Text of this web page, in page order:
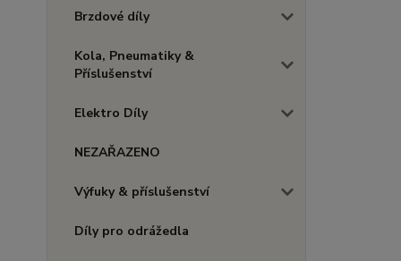
Brzdové díly
Kola, Pneumatiky &
Příslušenství
Elektro Díly
NEZAŘAZENO
Výfuky & příslušenství
Díly pro odrážedla